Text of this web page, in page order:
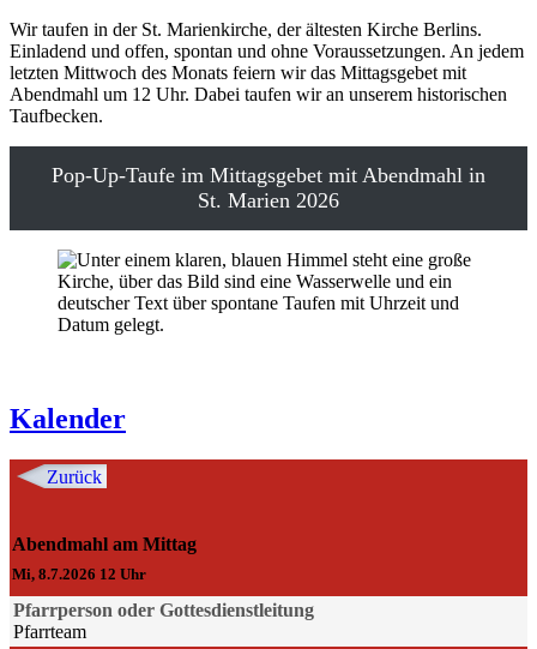
Wir taufen in der St. Marienkirche, der ältesten Kirche Berlins.
Einladend und offen, spontan und ohne Voraussetzungen. An jedem
letzten Mittwoch des Monats feiern wir das Mittagsgebet mit
Abendmahl um 12 Uhr. Dabei taufen wir an unserem historischen
Taufbecken.
Pop-Up-Taufe im Mittagsgebet mit Abendmahl in
St. Marien 2026
Kalender
Zurück
Abendmahl am Mittag
Mi, 8.7.2026 12 Uhr
Pfarrperson oder Gottesdienstleitung
Pfarrteam